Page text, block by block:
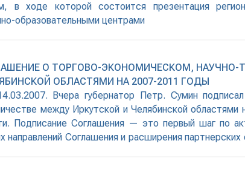
в ходе которой состоится презентация
образовательными центрами
О ТОРГОВО-ЭКОНОМИЧЕСКОМ,
ОБЛАСТЯМИ НА 2007-2011 ГОДЫ
Вчера губернатор Петр. Сумин
между Иркутской и Челябинской
Подписание Соглашения — это первый шаг по
направлений Соглашения и расширения